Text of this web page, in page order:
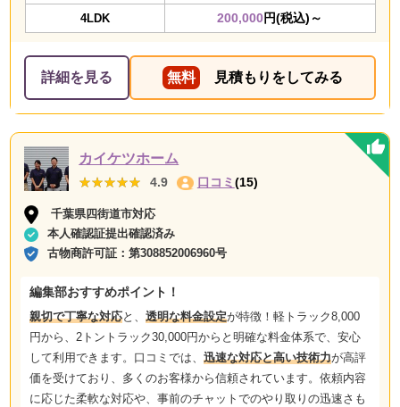
4LDK 200,000円(税込)～
詳細を見る 無料 見積もりをしてみる
カイケツホーム
★★★★★
★★★★★ 4.9 口コミ (15)
千葉県四街道市対応
本人確認証提出確認済み
古物商許可証：第308852006960号
編集部おすすめポイント！
親切で丁寧な対応と、 透明な料金設定が特徴！軽トラック8,000
円から、2トントラック30,000円からと明確な料金体系で、安心
して利用できます。口コミでは、 迅速な対応と高い技術力が高評
価を受けており、多くのお客様から信頼されています。依頼内容
に応じた柔軟な対応や、事前のチャットでのやり取りの迅速さも